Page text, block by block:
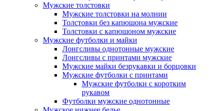
Мужские толстовки
Мужские толстовки на молнии
Толстовки без капюшона мужские
Толстовки с капюшоном мужские
Мужские футболки и майки
Лонгсливы однотонные мужские
Лонгсливы с принтами мужские
Мужские майки безрукавки и борцовки
Мужские футболки с принтами
Мужские футболки с коротким
рукавом
Футболки мужские однотонные